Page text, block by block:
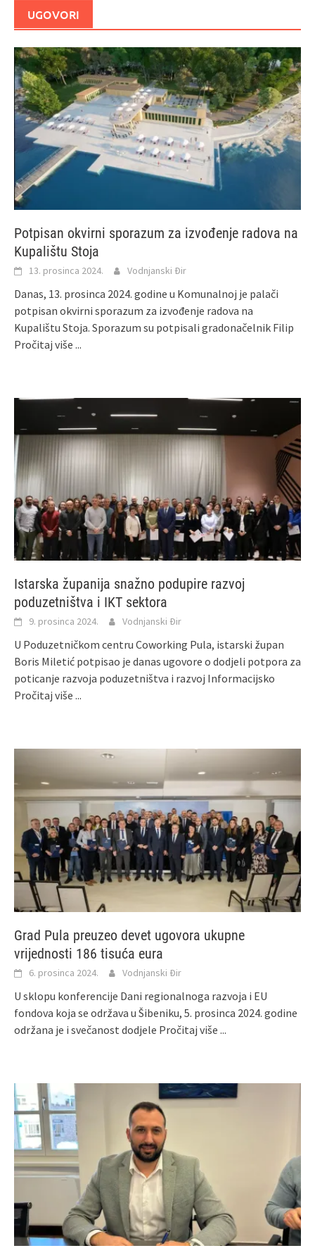
UGOVORI
Potpisan okvirni sporazum za izvođenje radova na
Kupalištu Stoja
13. prosinca 2024. Vodnjanski Đir
Danas, 13. prosinca 2024. godine u Komunalnoj je palači
potpisan okvirni sporazum za izvođenje radova na
Kupalištu Stoja. Sporazum su potpisali gradonačelnik Filip
Pročitaj više ...
Istarska županija snažno podupire razvoj
poduzetništva i IKT sektora
9. prosinca 2024. Vodnjanski Đir
U Poduzetničkom centru Coworking Pula, istarski župan
Boris Miletić potpisao je danas ugovore o dodjeli potpora za
poticanje razvoja poduzetništva i razvoj Informacijsko
Pročitaj više ...
Grad Pula preuzeo devet ugovora ukupne
vrijednosti 186 tisuća eura
6. prosinca 2024. Vodnjanski Đir
U sklopu konferencije Dani regionalnoga razvoja i EU
fondova koja se održava u Šibeniku, 5. prosinca 2024. godine
održana je i svečanost dodjele Pročitaj više ...